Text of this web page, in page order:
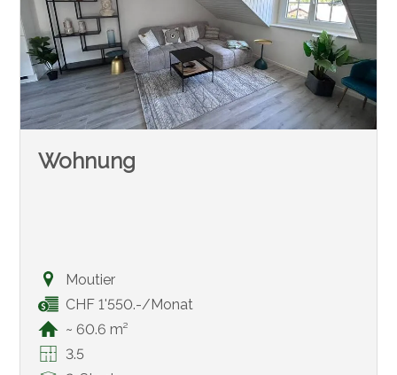
Wohnung
Moutier
CHF 1'550.-/Monat
~ 60.6 m²
3.5